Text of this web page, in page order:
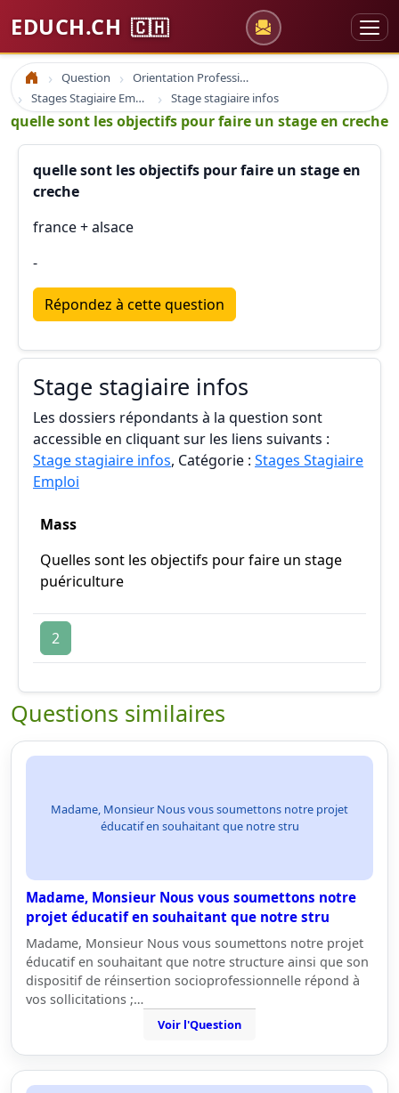
EDUCH.CH 🇨🇭
Accueil Question
Orientation Professionnelle
Stages Stagiaire Emploi
Stage stagiaire infos
quelle sont les objectifs pour faire un stage en creche
quelle sont les objectifs pour faire un stage en
creche
france + alsace
-
Répondez à cette question
Stage stagiaire infos
Les dossiers répondants à la question sont
accessible en cliquant sur les liens suivants :
Stage stagiaire infos, Catégorie : Stages Stagiaire
Emploi
Mass
Quelles sont les objectifs pour faire un stage
puériculture
2
Questions similaires
Madame, Monsieur Nous vous soumettons notre projet
éducatif en souhaitant que notre stru
Madame, Monsieur Nous vous soumettons notre
projet éducatif en souhaitant que notre stru
Madame, Monsieur Nous vous soumettons notre projet
éducatif en souhaitant que notre structure ainsi que son
dispositif de réinsertion socioprofessionnelle répond à
vos sollicitations ;…
Voir l'Question